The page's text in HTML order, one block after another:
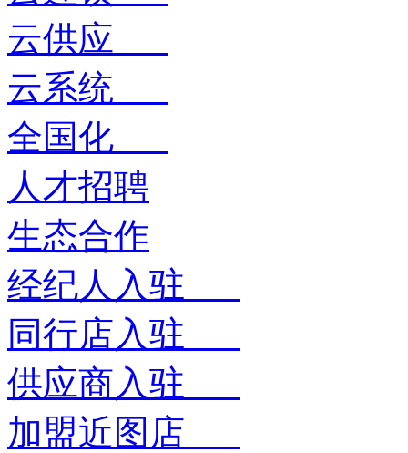
云供应
云系统
全国化
人才招聘
生态合作
经纪人入驻
同行店入驻
供应商入驻
加盟近图店